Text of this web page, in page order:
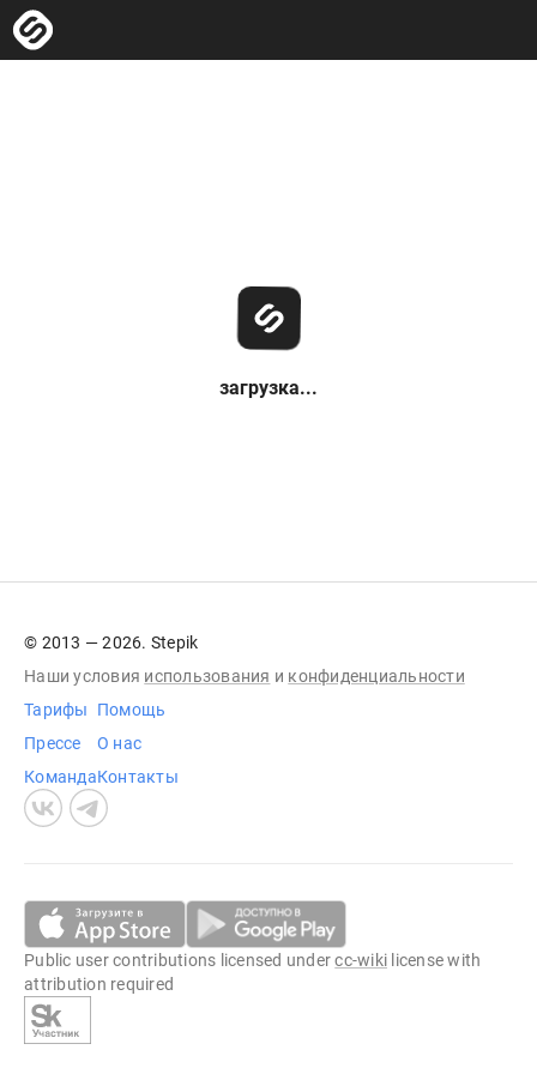
загрузка...
© 2013 — 2026. Stepik
Наши условия использования и конфиденциальности
Тарифы
Прессе
Команда
Помощь
О нас
Контакты
Public user contributions licensed undercc-wiki license with
attribution required